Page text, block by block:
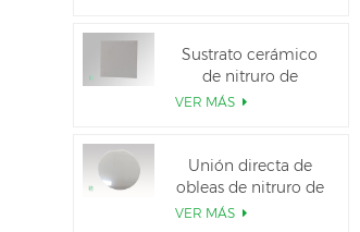
Sustrato cerámico
de nitruro de
aluminio de alta
VER MÁS
Unión directa de
obleas de nitruro de
aluminio cerámico
VER MÁS